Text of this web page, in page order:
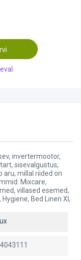
invertermootor,
sisevalgustus,
aru, millal riided on
Mixcare,
villased esemed,
Bed Linen Xl,